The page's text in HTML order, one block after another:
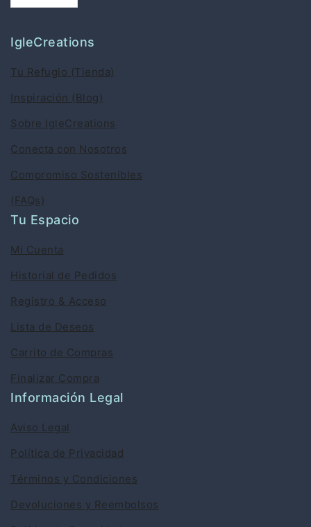
IgleCreations
Tu Refugio (Tienda)
Inspiración (Blog)
Sobre IgleCreations
Conecta con Nosotros
Compromiso Sostenibles
(FAQs)
Tu Espacio
Mi Cuenta
Historial de Pedidos
Registro & Acceso
Lista de Deseos
Carrito de Compras
Finalizar Compra
Información Legal
Aviso Legal
Política de Privacidad
Términos y Condiciones
Devoluciones y Reembolsos